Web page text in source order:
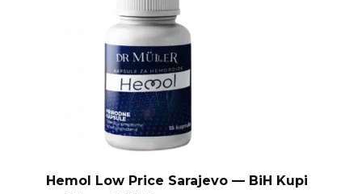
Hemol Low Price Sarajevo — BiH Kupi